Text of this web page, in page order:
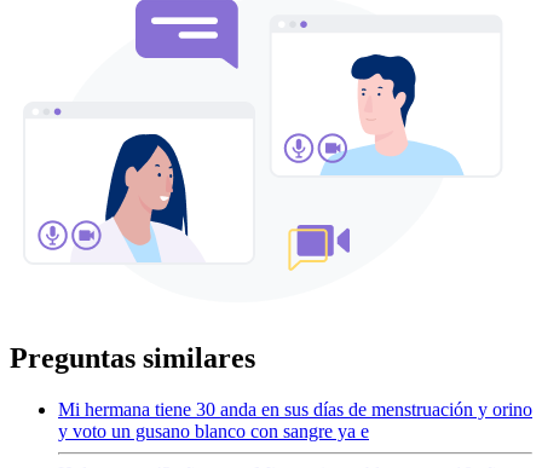
Preguntas similares
Mi hermana tiene 30 anda en sus días de menstruación y orino
y voto un gusano blanco con sangre ya e